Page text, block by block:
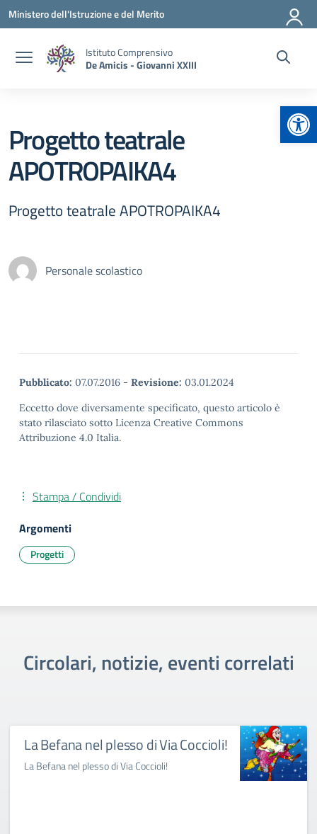
Vai ai contenuti
Vai al menu di navigazione
Vai al footer
Ministero dell'Istruzione e del Merito
Istituto Comprensivo
De Amicis - Giovanni XXIII
Progetto teatrale
APOTROPAIKA4
Progetto teatrale APOTROPAIKA4
Personale scolastico
Pubblicato: 07.07.2016 - Revisione: 03.01.2024
Eccetto dove diversamente specificato, questo articolo è
stato rilasciato sotto Licenza Creative Commons
Attribuzione 4.0 Italia.
Stampa / Condividi
Argomenti
Progetti
Circolari, notizie, eventi correlati
La Befana nel plesso di Via Coccioli!
La Befana nel plesso di Via Coccioli!